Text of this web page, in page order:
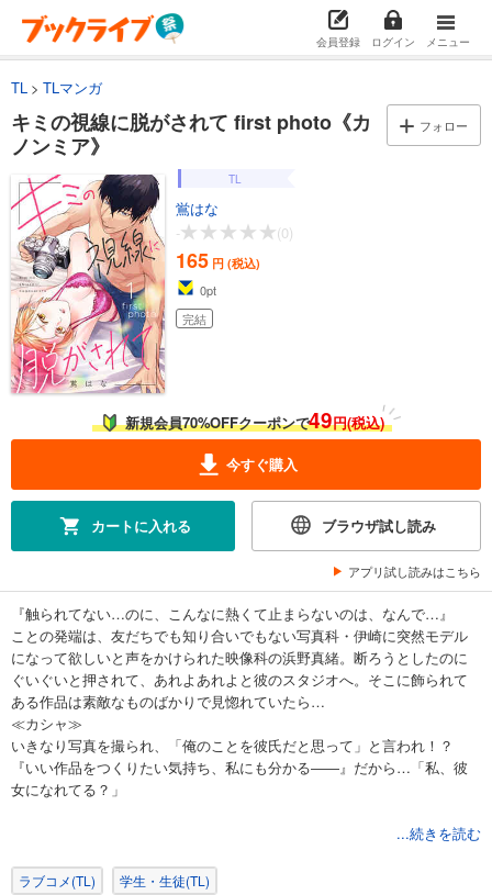
会員登録 ログイン メニュー
TL TLマンガ
キミの視線に脱がされて first photo《カ
ノンミア》
フォロー
TL
鴬はな
-
(0)
165 円 (税込)
0pt
完結
新規会員70%OFFクーポンで49円(税込)
今すぐ購入
カートに入れる ブラウザ試し読み
アプリ試し読みはこちら
『触られてない…のに、こんなに熱くて止まらないのは、なんで…』
ことの発端は、友だちでも知り合いでもない写真科・伊崎に突然モデル
になって欲しいと声をかけられた映像科の浜野真緒。断ろうとしたのに
ぐいぐいと押されて、あれよあれよと彼のスタジオへ。そこに飾られて
ある作品は素敵なものばかりで見惚れていたら…
≪カシャ≫
いきなり写真を撮られ、「俺のことを彼氏だと思って」と言われ！？
『いい作品をつくりたい気持ち、私にも分かる――』だから…「私、彼
女になれてる？」
伊崎にカメラを向けられていると徐々に抵抗出来なくなって――…
大学生同士のキャンパスラブストーリー♪
...続きを読む
ラブコメ(TL) 学生・生徒(TL)